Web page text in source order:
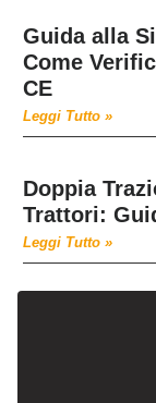
Guida alla
Come
CE
Leggi Tutto »
Doppia
Trattori:
Leggi Tutto »